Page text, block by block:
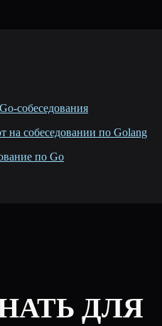
собеседования
на собеседовании по Golang
по Go
ДЛЯ